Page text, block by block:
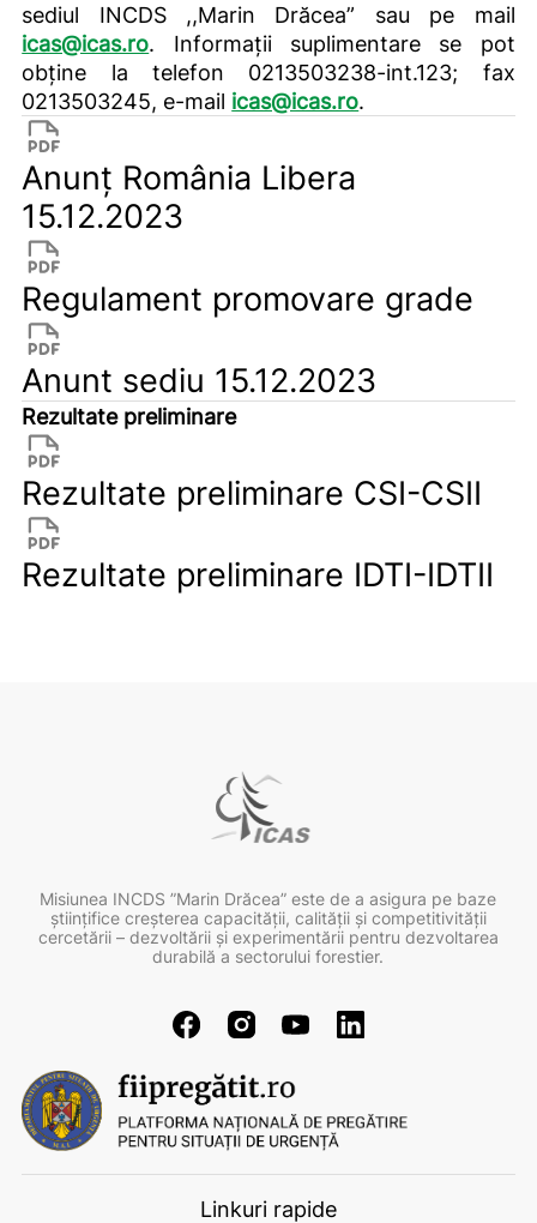
sediul INCDS ,,Marin Drăcea” sau pe mail
icas@icas.ro. Informații suplimentare se pot
obține la telefon 0213503238-int.123; fax
0213503245, e-mail icas@icas.ro.
Anunț România Libera
15.12.2023
Regulament promovare grade
Anunt sediu 15.12.2023
Rezultate preliminare
Rezultate preliminare CSI-CSII
Rezultate preliminare IDTI-IDTII
Misiunea INCDS ”Marin Drăcea” este de a asigura pe baze
ştiinţifice creşterea capacităţii, calităţii şi competitivităţii
cercetării – dezvoltării şi experimentării pentru dezvoltarea
durabilă a sectorului forestier.
Linkuri rapide